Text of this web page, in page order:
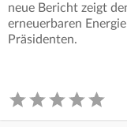
neue Bericht zeigt
erneuerbaren
Präsidenten.